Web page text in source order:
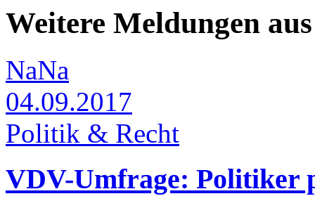
Weitere Meldungen
NaNa
04.09.2017
Politik & Recht
VDV-Umfrage: Politiker